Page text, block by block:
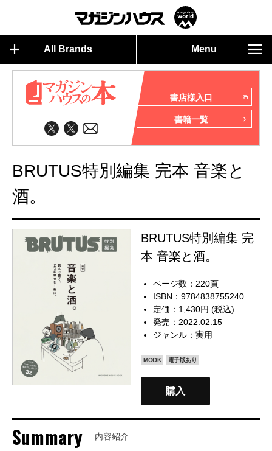
All Brands Menu
書店様入口
書籍一覧
BRUTUS特別編集 完本 音楽と
酒。
BRUTUS特別編集 完
本 音楽と酒。
ページ数：220頁
ISBN：9784838755240
定価：1,430円 (税込)
発売：2022.02.15
ジャンル：実用
MOOK 電子版あり
購入
Summary 内容紹介